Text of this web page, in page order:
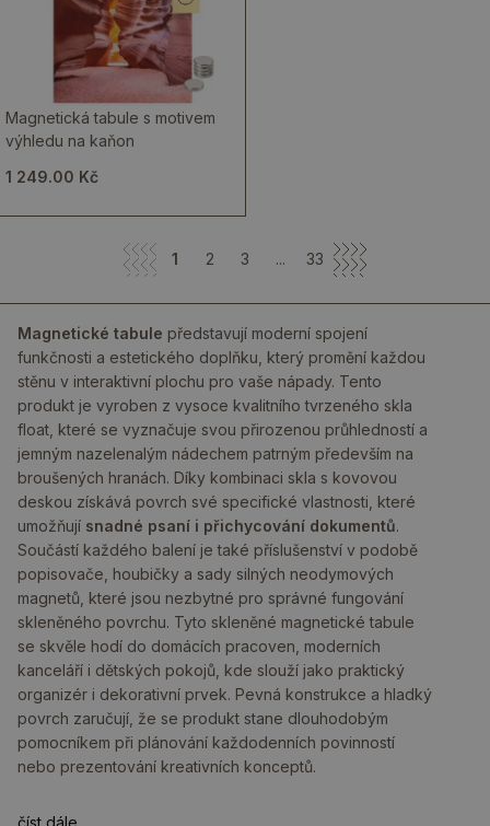
Magnetická tabule s motivem
výhledu na kaňon
1 249.00 Kč
1 2 3 ... 33
Magnetické tabule představují moderní spojení
funkčnosti a estetického doplňku, který promění každou
stěnu v interaktivní plochu pro vaše nápady. Tento
produkt je vyroben z vysoce kvalitního tvrzeného skla
float, které se vyznačuje svou přirozenou průhledností a
jemným nazelenalým nádechem patrným především na
broušených hranách. Díky kombinaci skla s kovovou
deskou získává povrch své specifické vlastnosti, které
umožňují snadné psaní i přichycování dokumentů.
Součástí každého balení je také příslušenství v podobě
popisovače, houbičky a sady silných neodymových
magnetů, které jsou nezbytné pro správné fungování
skleněného povrchu. Tyto skleněné magnetické tabule
se skvěle hodí do domácích pracoven, moderních
kanceláří i dětských pokojů, kde slouží jako praktický
organizér i dekorativní prvek. Pevná konstrukce a hladký
povrch zaručují, že se produkt stane dlouhodobým
pomocníkem při plánování každodenních povinností
nebo prezentování kreativních konceptů.
číst dále